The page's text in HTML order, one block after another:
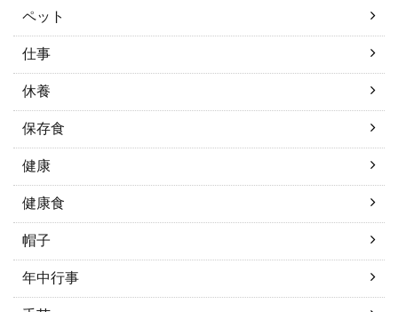
ペット
仕事
休養
保存食
健康
健康食
帽子
年中行事